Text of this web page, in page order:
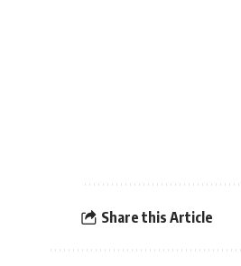
Share this Article